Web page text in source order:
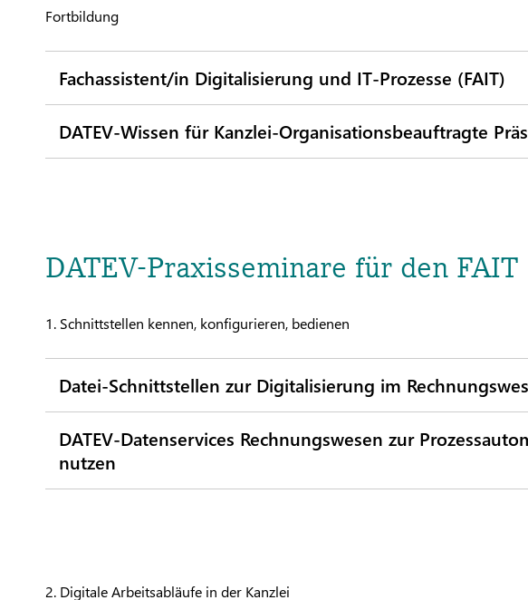
Fortbildung
Fachassistent/in Digitalisierung und IT-Prozesse (FAIT)​
DATEV-Wissen für Kanzlei-Organisationsbeauftragte
DATEV-Praxisseminare für den FAIT
1. Schnittstellen kennen, konfigurieren, bedienen​
Datei-Schnittstellen zur Digitalisierung im
DATEV-Datenservices Rechnungswesen zur
nutzen
2. Digitale Arbeitsabläufe in der Kanzlei